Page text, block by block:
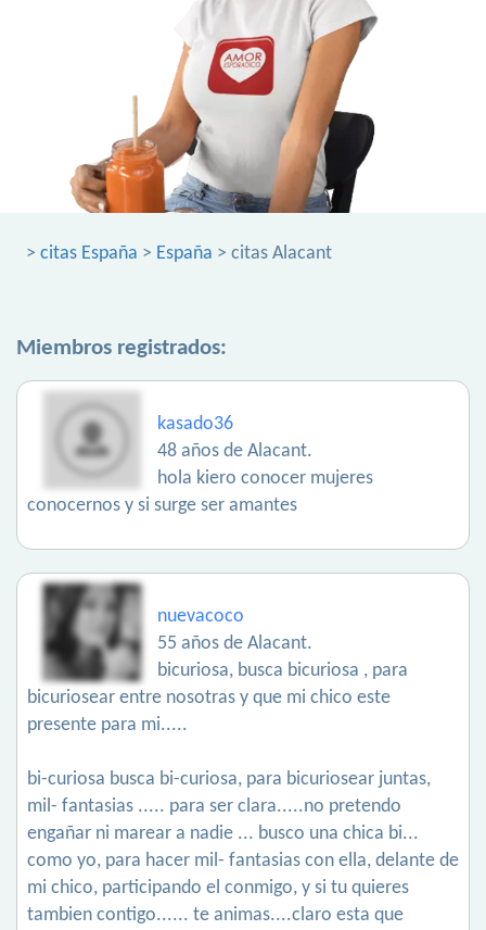
> citas España > España > citas Alacant
Miembros registrados:
kasado36
48 años de Alacant.
hola kiero conocer mujeres
conocernos y si surge ser amantes
nuevacoco
55 años de Alacant.
bicuriosa, busca bicuriosa , para
bicuriosear entre nosotras y que mi chico este
presente para mi.....
bi-curiosa busca bi-curiosa, para bicuriosear juntas,
mil- fantasias ..... para ser clara.....no pretendo
engañar ni marear a nadie ... busco una chica bi...
como yo, para hacer mil- fantasias con ella, delante de
mi chico, participando el conmigo, y si tu quieres
tambien contigo...... te animas....claro esta que